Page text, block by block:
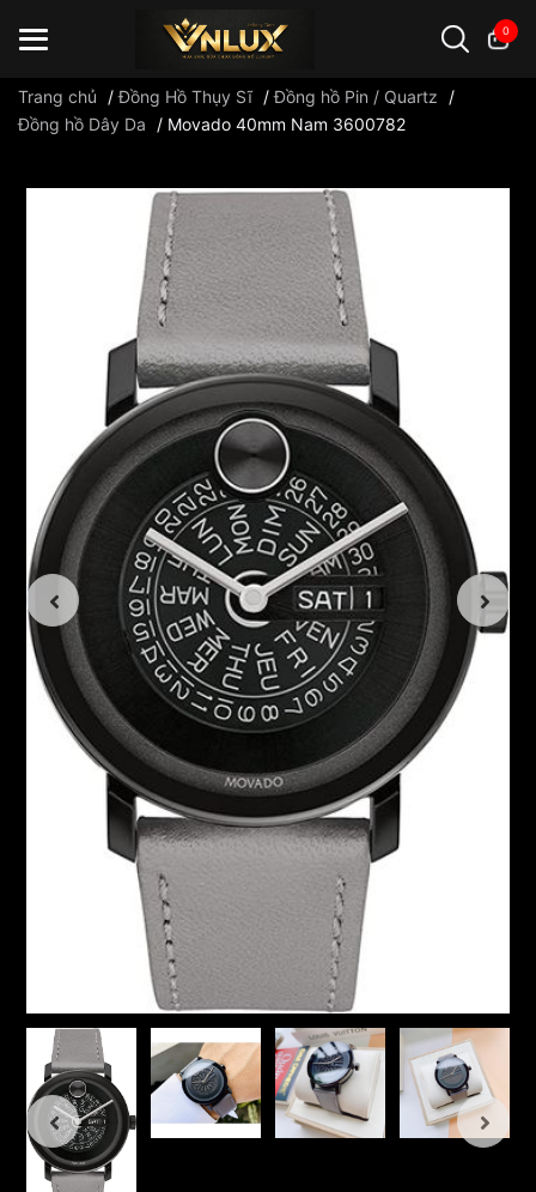
0
Trang chủ /Đồng Hồ Thụy Sĩ /Đồng hồ Pin / Quartz
/
Đồng hồ Dây Da
/ Movado 40mm Nam 3600782